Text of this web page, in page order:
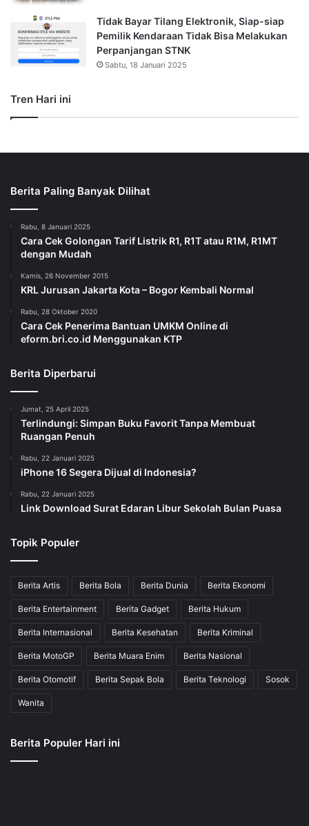
Tidak Bayar Tilang Elektronik, Siap-siap
Pemilik Kendaraan Tidak Bisa Melakukan
Perpanjangan STNK
Sabtu, 18 Januari 2025
Tren Hari ini
Berita Paling Banyak Dilihat
Rabu, 8 Januari 2025
Cara Cek Golongan Tarif Listrik R1, R1T atau R1M, R1MT
dengan Mudah
Kamis, 26 November 2015
KRL Jurusan Jakarta Kota – Bogor Kembali Normal
Rabu, 28 Oktober 2020
Cara Cek Penerima Bantuan UMKM Online di
eform.bri.co.id Menggunakan KTP
Berita Diperbarui
Jumat, 25 April 2025
Terlindungi: Simpan Buku Favorit Tanpa Membuat
Ruangan Penuh
Rabu, 22 Januari 2025
iPhone 16 Segera Dijual di Indonesia?
Rabu, 22 Januari 2025
Link Download Surat Edaran Libur Sekolah Bulan Puasa
Topik Populer
Berita Artis Berita Bola Berita Dunia Berita Ekonomi
Berita Entertainment Berita Gadget Berita Hukum
Berita Internasional Berita Kesehatan Berita Kriminal
Berita MotoGP Berita Muara Enim Berita Nasional
Berita Otomotif Berita Sepak Bola Berita Teknologi Sosok
Wanita
Berita Populer Hari ini